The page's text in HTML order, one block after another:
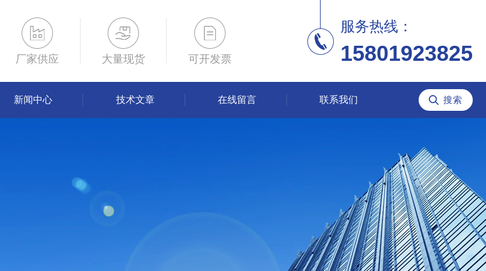
厂家供应 大量现货 可开发票
服务热线：
15801923825
新闻中心 技术文章 在线留言 联系我们